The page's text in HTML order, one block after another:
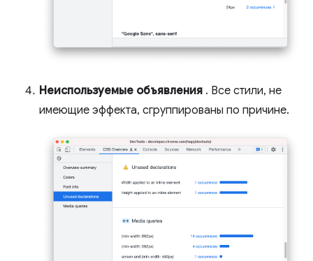
Неиспользуемые объявления . Все стили, не
имеющие эффекта, сгруппированы по причине.